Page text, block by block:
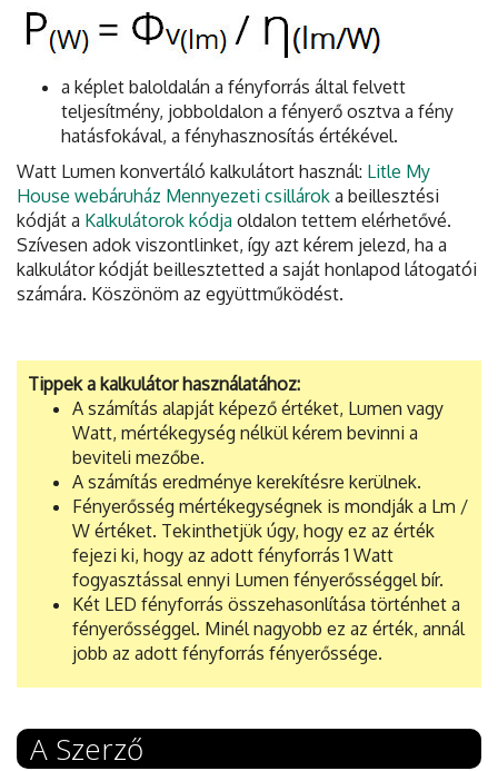
a képlet baloldalán a fényforrás által felvett
teljesítmény, jobboldalon a fényerő osztva a fény
hatásfokával, a fényhasznosítás értékével.
Watt Lumen konvertáló kalkulátort használ: Litle My
House webáruház Mennyezeti csillárok a beillesztési
kódját a Kalkulátorok kódja oldalon tettem elérhetővé.
Szívesen adok viszontlinket, így azt kérem jelezd, ha a
kalkulátor kódját beillesztetted a saját honlapod látogatói
számára. Köszönöm az együttműködést.
Tippek a kalkulátor használatához:
A számítás alapját képező értéket, Lumen vagy
Watt, mértékegység nélkül kérem bevinni a
beviteli mezőbe.
A számítás eredménye kerekítésre kerülnek.
Fényerősség mértékegységnek is mondják a Lm /
W értéket. Tekinthetjük úgy, hogy ez az érték
fejezi ki, hogy az adott fényforrás 1 Watt
fogyasztással ennyi Lumen fényerősséggel bír.
Két LED fényforrás összehasonlítása történhet a
fényerősséggel. Minél nagyobb ez az érték, annál
jobb az adott fényforrás fényerőssége.
A Szerző